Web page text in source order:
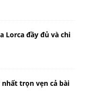
Lorca đầy đủ và chi
nhất trọn vẹn cả bài